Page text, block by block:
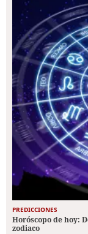
PREDICCIONES
Horóscopo de hoy:
zodiaco